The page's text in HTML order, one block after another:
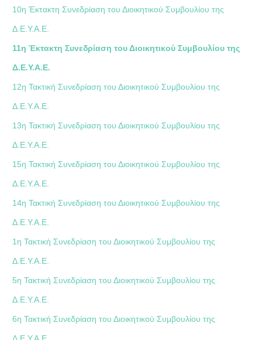
10η Έκτακτη Συνεδρίαση του Διοικητικού Συμβουλίου της
Δ.Ε.Υ.Α.Ε.
11η Έκτακτη Συνεδρίαση του Διοικητικού Συμβουλίου της
Δ.Ε.Υ.Α.Ε.
12η Τακτική Συνεδρίαση του Διοικητικού Συμβουλίου της
Δ.Ε.Υ.Α.Ε.
13η Τακτική Συνεδρίαση του Διοικητικού Συμβουλίου της
Δ.Ε.Υ.Α.Ε.
15η Τακτική Συνεδρίαση του Διοικητικού Συμβουλίου της
Δ.Ε.Υ.Α.Ε.
14η Τακτική Συνεδρίαση του Διοικητικού Συμβουλίου της
Δ.Ε.Υ.Α.Ε.
1η Τακτική Συνεδρίαση του Διοικητικού Συμβουλίου της
Δ.Ε.Υ.Α.Ε.
5η Τακτική Συνεδρίαση του Διοικητικού Συμβουλίου της
Δ.Ε.Υ.Α.Ε.
6η Τακτική Συνεδρίαση του Διοικητικού Συμβουλίου της
Δ.Ε.Υ.Α.Ε.